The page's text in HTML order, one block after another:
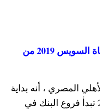
موعد استرداد مبلغ شهادات قناة السويس 2019 من
المصري ، أنه بداية
من يوم 5 حتى 17 سبتمبر 2019 تبدأ فروع البنك في